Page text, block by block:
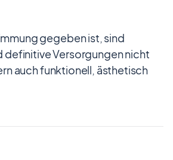
gegeben ist, sind
definitive Versorgungen nicht
auch funktionell, ästhetisch